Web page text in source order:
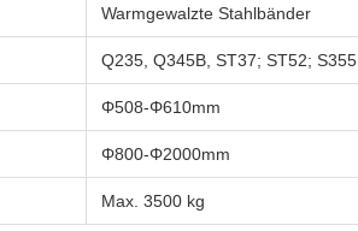
Warmgewalzte Stahlbänder
Q235, Q345B, ST37; ST52; S355
Φ508-Φ610mm
Φ800-Φ2000mm
Max. 3500 kg